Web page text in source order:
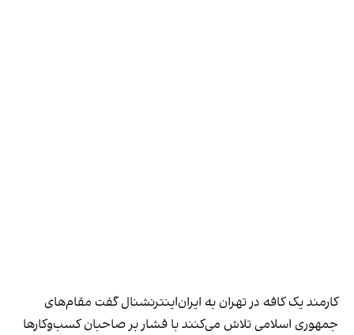
کارمند یک کافه در تهران به ایران‌اینترنشنال گفت مقام‌های
جمهوری اسلامی تلاش می‌کنند با فشار بر صاحبان کسب‌وکارها